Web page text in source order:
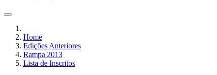
Home
Edições Anteriores
Rampa 2013
Lista de Inscritos